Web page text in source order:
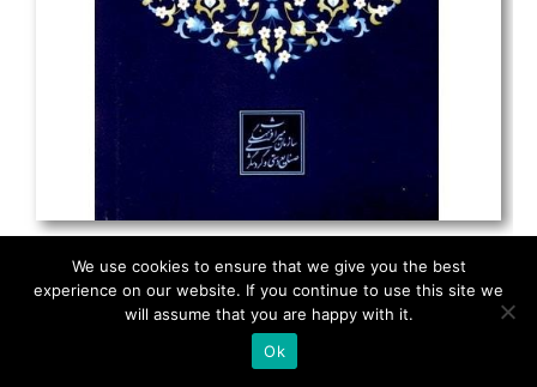
IRAN
1983
We use cookies to ensure that we give you the best
experience on our website. If you continue to use this site we
will assume that you are happy with it.
Ok
Alto Contrasto
Cursore Grande
Lettura Vocale
Leggi
Segnala Problema